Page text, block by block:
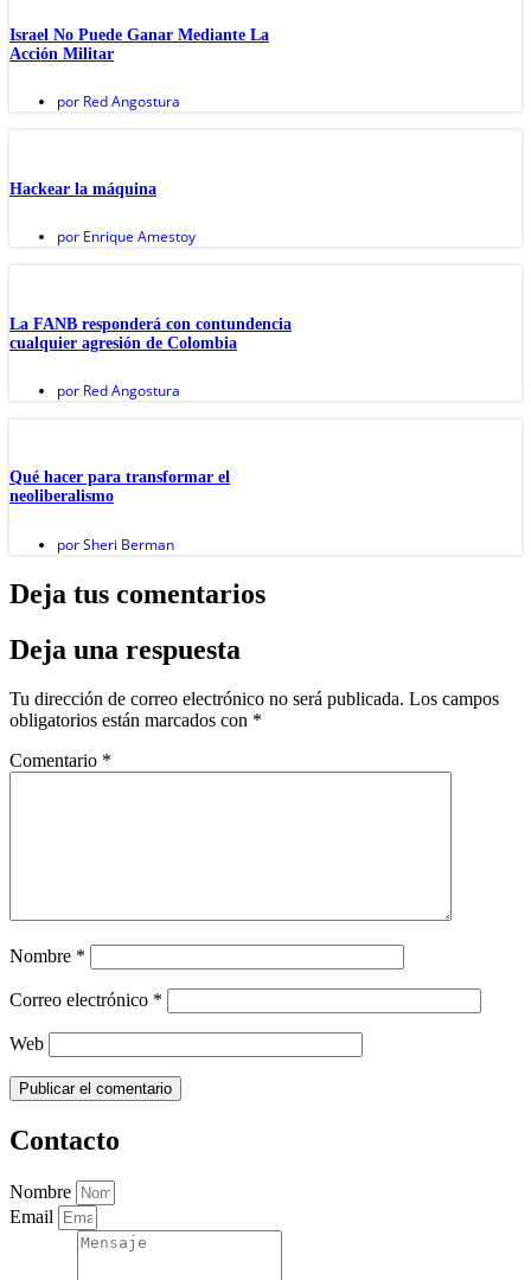
Israel No Puede Ganar Mediante La
Acción Militar
por Red Angostura
Hackear la máquina
por Enrique Amestoy
La FANB responderá con contundencia
cualquier agresión de Colombia
por Red Angostura
Qué hacer para transformar el
neoliberalismo
porSheri Berman
Deja tus comentarios
Deja una respuesta
Tu dirección de correo electrónico no será publicada. Los campos
obligatorios están marcados con *
Comentario *
Nombre *
Correo electrónico *
Web
Contacto
Nombre
Email